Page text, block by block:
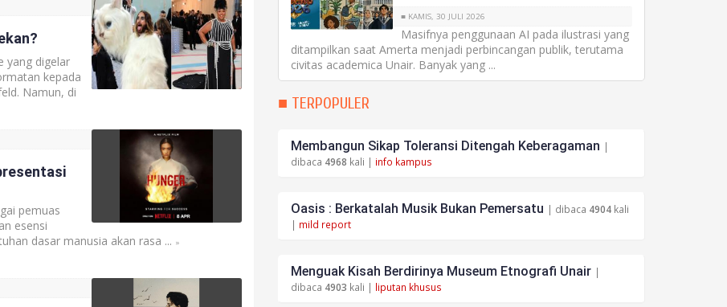
yang digelar
kepada
Namun, di
pemuas
esensi
dasar manusia akan rasa ... »
■ KAMIS, 30 JULI 2026
Masifnya penggunaan AI pada ilustrasi yang
ditampilkan saat Amerta menjadi perbincangan publik, terutama
civitas academica Unair. Banyak yang ...
■ TERPOPULER
Membangun Sikap Toleransi Ditengah Keberagaman |
dibaca 4968 kali | info kampus
Oasis : Berkatalah Musik Bukan Pemersatu | dibaca 4904kali
| mild report
Menguak Kisah Berdirinya Museum Etnografi Unair |
dibaca 4903 kali | liputan khusus